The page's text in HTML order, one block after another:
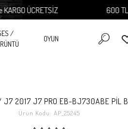
ÜCRETSİZ 600 TL
/
OYUN
J7 2017 J7 PRO EB-BJ730ABE PİL
Ürün Kodu:AP_25245